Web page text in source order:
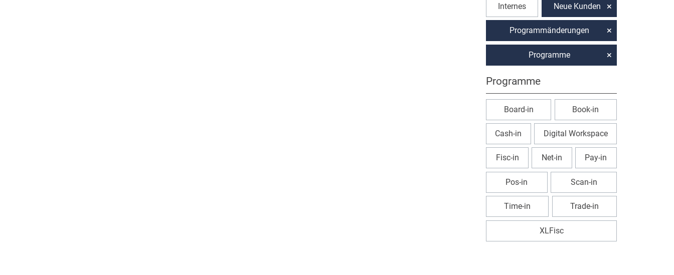
Internes Neue Kunden
Programmänderungen
Programme
Programme
Board-in Book-in
Cash-in Digital Workspace
Fisc-in Net-in Pay-in
Pos-in Scan-in
Time-in Trade-in
XLFisc